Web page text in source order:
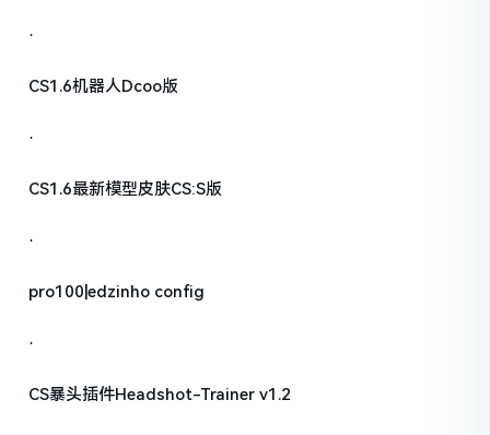
·
CS1.6机器人Dcoo版
·
CS1.6最新模型皮肤CS:S版
·
pro100|edzinho config
·
CS暴头插件Headshot-Trainer v1.2